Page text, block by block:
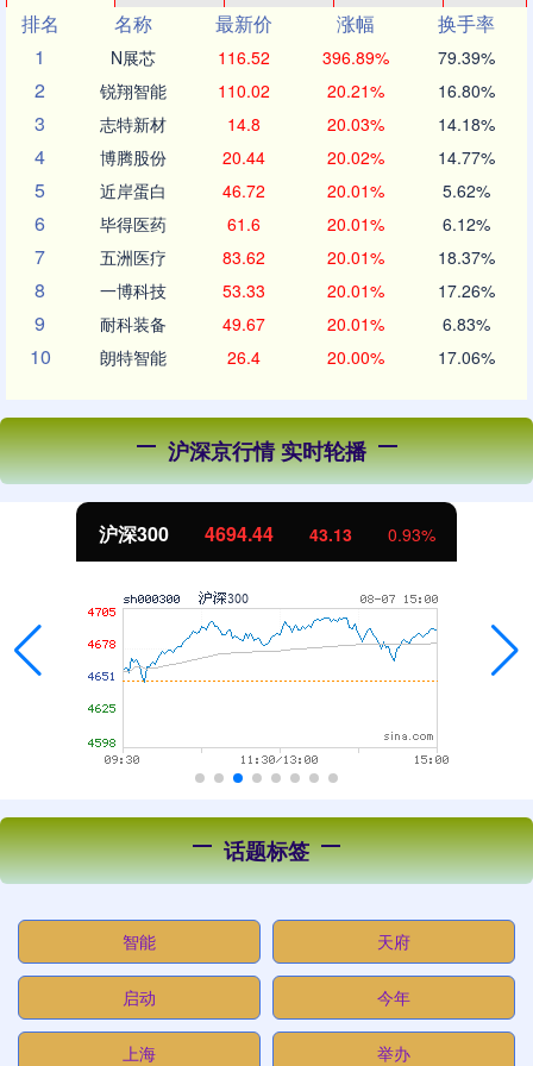
排名
名称 最新价 涨幅
换手率
1
N展芯 116.52 396.89% 79.39%
2 锐翔智能 110.02 20.21% 16.80%
3 志特新材 14.8 20.03% 14.18%
4 博腾股份 20.44 20.02% 14.77%
5 近岸蛋白 46.72 20.01% 5.62%
6 毕得医药 61.6 20.01% 6.12%
7 五洲医疗 83.62 20.01% 18.37%
8 一博科技 53.33 20.01% 17.26%
9 耐科装备 49.67 20.01% 6.83%
10 朗特智能 26.4 20.00% 17.06%
沪深京行情 实时轮播
43.13 0.93% 北证50
话题标签
智能 天府
启动 今年
上海 举办